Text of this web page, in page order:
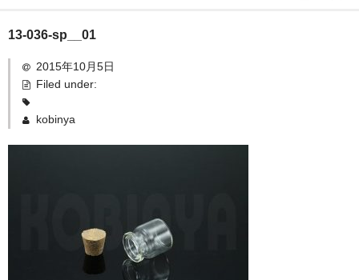
商品一覧
絞り口
13-036-sp__01
2015年10月5日
Filed under:
kobinya